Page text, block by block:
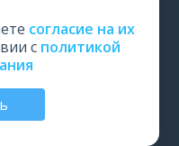
Иваново,
согласие на их
с политикой